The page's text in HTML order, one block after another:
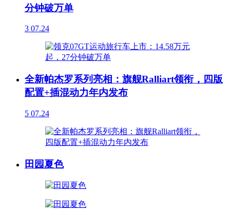
分钟破万单
3 07.24
全新帕杰罗系列亮相：旗舰Ralliart领衔，四版
配置+插混动力年内发布
5 07.24
田园夏色